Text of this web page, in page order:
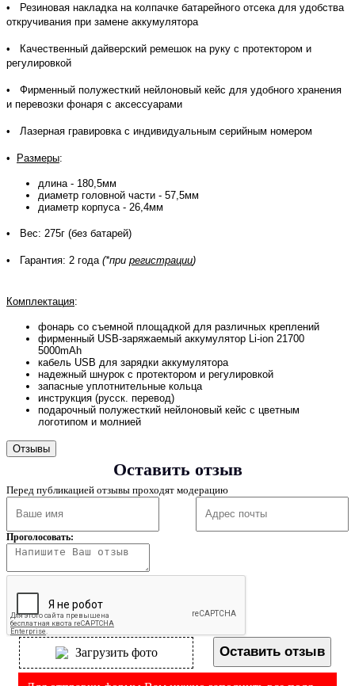
• Резиновая накладка на колпачке батарейного отсека для удобства
откручивания при замене аккумулятора
• Качественный дайверский ремешок на руку с протектором и
регулировкой
• Фирменный полужесткий нейлоновый кейс для удобного хранения
и перевозки фонаря с аксессуарами
• Лазерная гравировка с индивидуальным серийным номером
• Размеры:
длина - 180,5мм
диаметр головной части - 57,5мм
диаметр корпуса - 26,4мм
• Вес: 275г (без батарей)
• Гарантия: 2 года (*при регистрации)
Комплектация:
фонарь со съемной площадкой для различных креплений
фирменный USB-заряжаемый аккумулятор Li-ion 21700
5000mAh
кабель USB для зарядки аккумулятора
надежный шнурок с протектором и регулировкой
запасные уплотнительные кольца
инструкция (русск. перевод)
подарочный полужесткий нейлоновый кейс с цветным
логотипом и молнией
Отзывы
Оставить отзыв
Перед публикацией отзывы проходят модерацию
Проголосовать:
Загрузить фото Оставить отзыв